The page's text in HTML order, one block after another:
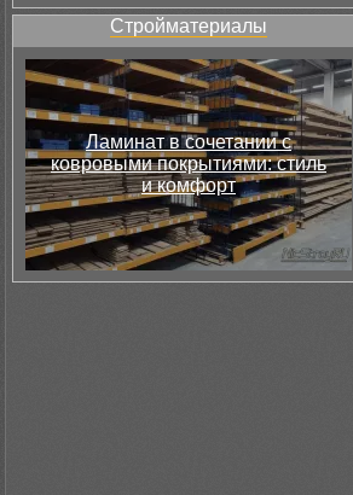
Стройматериалы
Ламинат в сочетании с
ковровыми покрытиями: стиль
и комфорт